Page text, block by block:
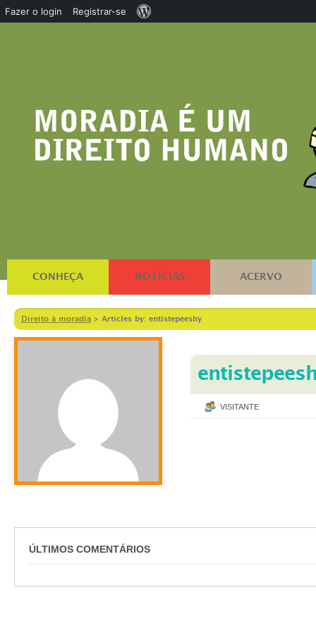
CONHEÇA NOTÍCIAS ACERVO
Direito à moradia > Articles by: entistepeeshy
VISITANTE
ÚLTIMOS COMENTÁRIOS
Fazer o login Registrar-se